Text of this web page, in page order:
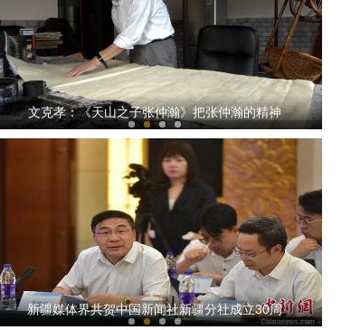
文克孝：《天山之子张仲瀚》把张仲瀚的精神
李书卷：300万兵团人热切希望拍摄有关张仲瀚
新疆媒体界共贺中国新闻社新疆分社成立30周